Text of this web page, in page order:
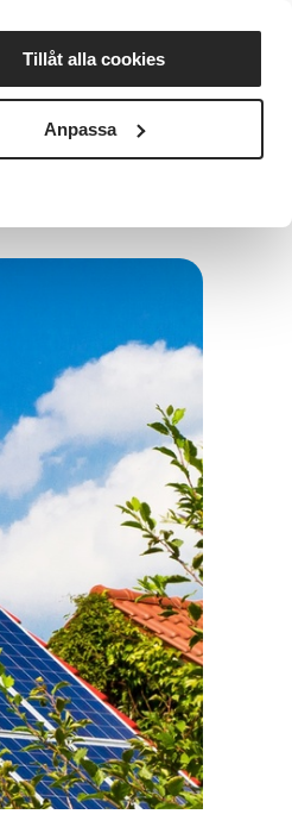
Tillåt alla cookies
Anpassa
Nyheter Avdelningar